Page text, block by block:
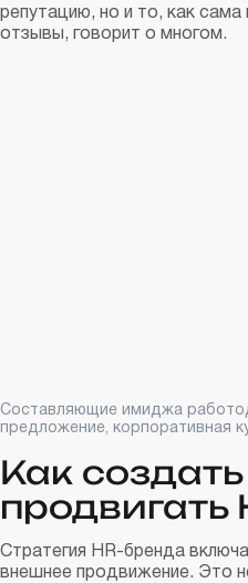
репутацию, но и то, как сама
отзывы, говорит о многом.
Составляющие имиджа
предложение, корпоративная
Как
продвигать
Стратегия HR-бренда
внешнее продвижение. Это